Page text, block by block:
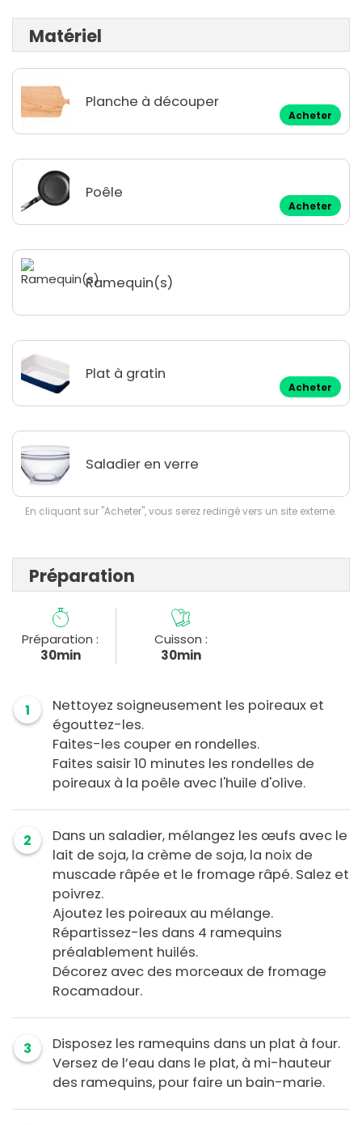
Matériel
Planche à découper
Acheter
Poêle
Acheter
Ramequin(s)
Plat à gratin
Acheter
Saladier en verre
En cliquant sur "Acheter", vous serez redirigé vers un site externe.
Préparation
Préparation :
30min
Cuisson :
30min
1
Nettoyez soigneusement les poireaux et
égouttez-les.
Faites-les couper en rondelles.
Faites saisir 10 minutes les rondelles de
poireaux à la poêle avec l'huile d'olive.
2
Dans un saladier, mélangez les œufs avec le
lait de soja, la crème de soja, la noix de
muscade râpée et le fromage râpé. Salez et
poivrez.
Ajoutez les poireaux au mélange.
Répartissez-les dans 4 ramequins
préalablement huilés.
Décorez avec des morceaux de fromage
Rocamadour.
3
Disposez les ramequins dans un plat à four.
Versez de l’eau dans le plat, à mi-hauteur
des ramequins, pour faire un bain-marie.